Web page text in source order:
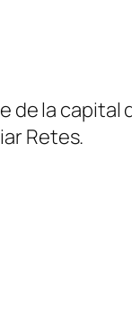
la capital
Retes.